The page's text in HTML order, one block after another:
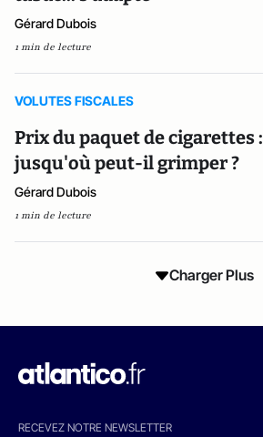
Gérard Dubois
1 min de lecture
VOLUTES FISCALES
Prix du paquet de cigarettes :
jusqu'où peut-il grimper ?
Gérard Dubois
1 min de lecture
Charger Plus
RECEVEZ NOTRE NEWSLETTER